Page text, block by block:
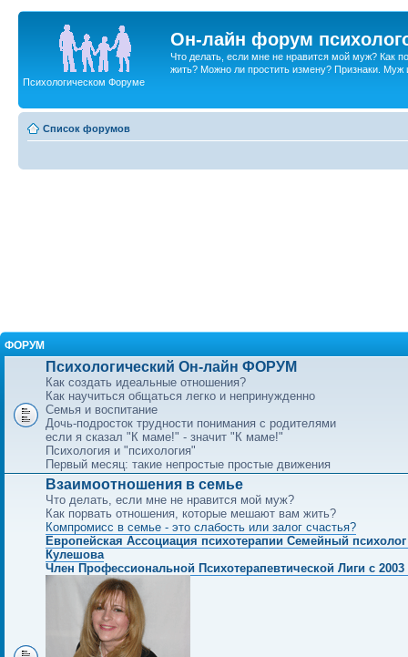
Он-лайн форум
Что делать, если мне не нравится мой муж? Как
жить? Можно ли простить измену? Признаки. Муж
Психологическом Форуме
Список форумов
ФОРУМ
Психологический Он-лайн ФОРУМ
Как создать идеальные отношения?
Как научиться общаться легко и непринужденно
Семья и воспитание
Дочь-подросток трудности понимания с родителями
если я сказал "К маме!" - значит "К маме!"
Психология и "психология"
Первый месяц: такие непростые простые движения
Взаимоотношения в семье
Что делать, если мне не нравится мой муж?
Как порвать отношения, которые мешают вам жить?
Компромисс в семье - это слабость или залог счастья?
Европейская Ассоциация психотерапии Семейный
Кулешова
Член Профессиональной Психотерапевтической Лиги с 2003